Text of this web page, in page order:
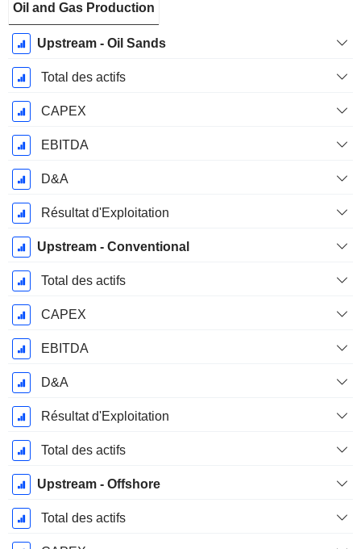
Fiscale:
Décembre
Oil and Gas Production
Upstream - Oil Sands
Total des actifs
CAPEX
EBITDA
D&A
Résultat d'Exploitation
Upstream - Conventional
Total des actifs
CAPEX
EBITDA
D&A
Résultat d'Exploitation
Total des actifs
Upstream - Offshore
Total des actifs